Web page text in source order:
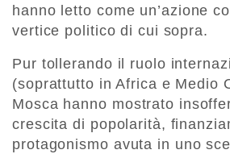
hanno letto come un’azione
vertice politico di cui sopra.
Pur tollerando il ruolo
(soprattutto in Africa e Medio
Mosca hanno mostrato
crescita di popolarità,
protagonismo avuta in uno